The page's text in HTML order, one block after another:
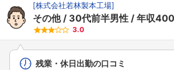
[株式会社若林製本工場]
その他 30代前半男性 年収
3.0
残業・休日出勤の口コミ